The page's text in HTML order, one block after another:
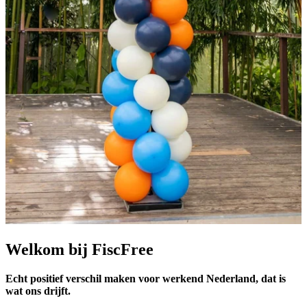
Welkom bij FiscFree
Echt positief verschil maken voor werkend Nederland, dat is
wat ons drijft.